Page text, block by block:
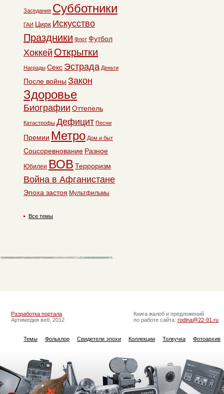
Заседания Субботники
ГАИ Цирк Искусство
Праздники Флот Футбол
Хоккей Открытки
Награды Секс Эстрада Деньги
После войны Закон
Здоровье
Биографии Оттепель
Катастрофы Дефицит Песни
Премии Метро Дом и быт
Соцсоревнование Разное
Юбилеи ВОВ Терроризм
Война в Афганистане
Эпоха застоя Мультфильмы
Все темы
Разработка портала
Артимедия веб, 2012
Книга жалоб и предложений
по работе сайта: rodina@22-91.ru
Темы Фольклор Свидетели эпохи Коллекции Толкучка Фотоархив